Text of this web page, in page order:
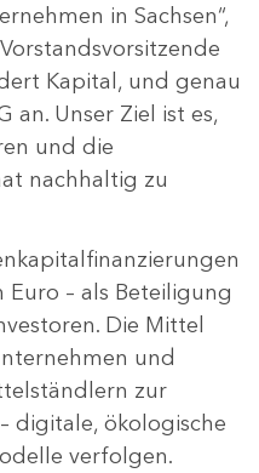
in Sachsen“,
Kapital, und genau
an. Unser Ziel ist es,
und die
nachhaltig zu
– als Beteiligung
Die Mittel
und
zur
digitale, ökologische
verfolgen.